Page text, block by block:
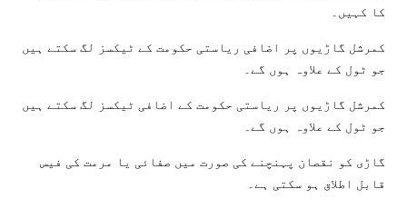
کا کہیں۔
کمرشل گاڑیوں پر اضافی ریاستی حکومت کے ٹیکسز لگ سکتے ہیں
جو ٹول کے علاوہ ہوں گے۔
کمرشل گاڑیوں پر ریاستی حکومت کے اضافی ٹیکسز لگ سکتے ہیں
جو ٹول کے علاوہ ہوں گے۔
گاڑی کو نقصان پہنچنے کی صورت میں صفائی یا مرمت کی فیس
قابل اطلاق ہو سکتی ہے۔